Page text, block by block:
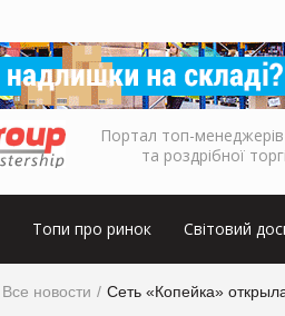
Портал топ-
та роздрібної
Топи про ринок Світовий
Все новости Сеть «Копейка»